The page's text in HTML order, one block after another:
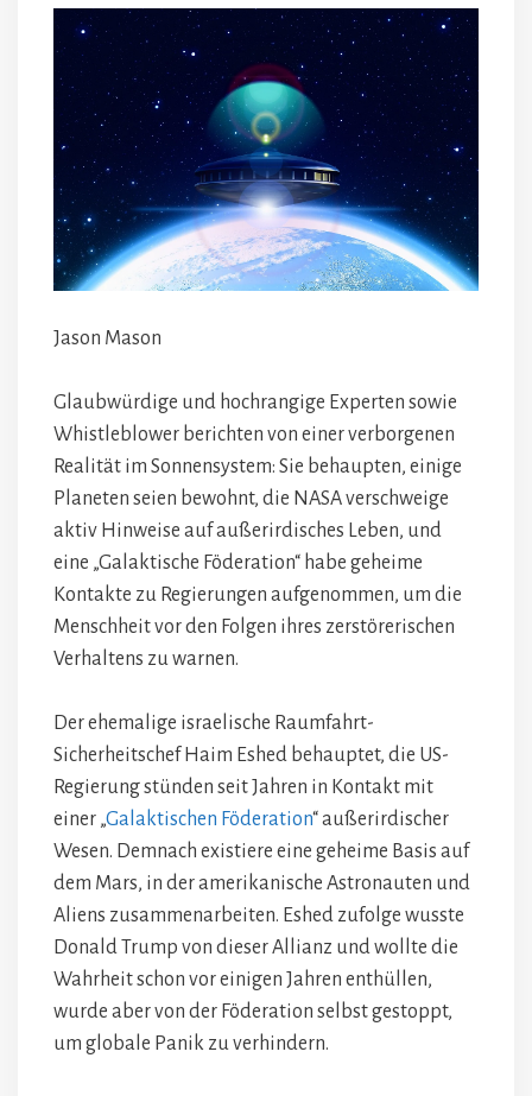
Jason Mason
Glaubwürdige und hochrangige Experten sowie
Whistleblower berichten von einer verborgenen
Realität im Sonnensystem: Sie behaupten, einige
Planeten seien bewohnt, die NASA verschweige
aktiv Hinweise auf außerirdisches Leben, und
eine „Galaktische Föderation“ habe geheime
Kontakte zu Regierungen aufgenommen, um die
Menschheit vor den Folgen ihres zerstörerischen
Verhaltens zu warnen.
Der ehemalige israelische Raumfahrt-
Sicherheitschef Haim Eshed behauptet, die US-
Regierung stünden seit Jahren in Kontakt mit
einer „Galaktischen Föderation“ außerirdischer
Wesen. Demnach existiere eine geheime Basis auf
dem Mars, in der amerikanische Astronauten und
Aliens zusammenarbeiten. Eshed zufolge wusste
Donald Trump von dieser Allianz und wollte die
Wahrheit schon vor einigen Jahren enthüllen,
wurde aber von der Föderation selbst gestoppt,
um globale Panik zu verhindern.